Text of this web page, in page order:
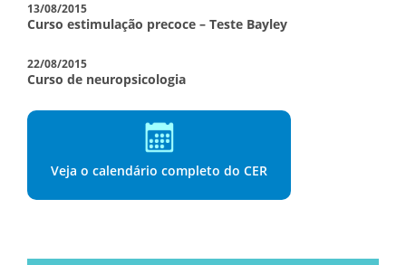
13/08/2015
Curso estimulação precoce – Teste Bayley
22/08/2015
Curso de neuropsicologia
Veja o calendário completo do CER